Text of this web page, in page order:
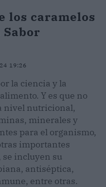
los caramelos
19:26
la ciencia y la
Y es que no
nivel nutricional,
minerales y
para el organismo,
importantes
se incluyen su
antiséptica,
entre otras.